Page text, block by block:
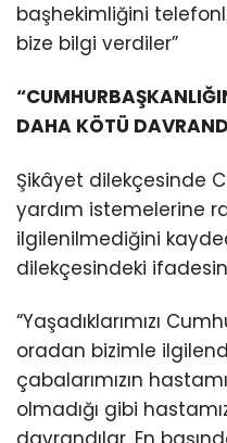
başhekimliğini
bize bilgi verdiler”
DAHA KÖTÜ
Şikâyet dilekçesinde
yardım istemelerine
ilgilenilmediğini
dilekçesindeki
“Yaşadıklarımızı
oradan bizimle
çabalarımızın
olmadığı gibi